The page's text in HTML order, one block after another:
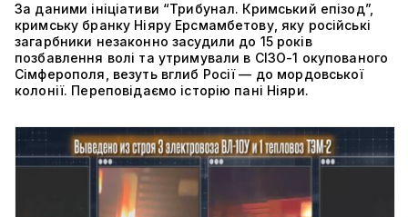
За даними ініціативи “Трибунал. Кримський епізод”,
кримську бранку Ніяру Ерсмамбетову, яку російські
загарбники незаконно засудили до 15 років
позбавлення волі та утримували в СІЗО-1 окупованого
Сімферополя, везуть вглиб Росії — до мордовської
колонії. Переповідаємо історію пані Ніяри.